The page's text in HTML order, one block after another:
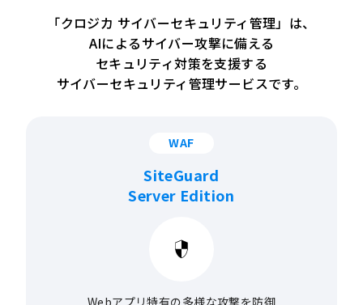
「クロジカ サイバーセキュリティ管理」は、
AIによるサイバー攻撃に備える
セキュリティ対策を支援する
サイバーセキュリティ管理サービスです。
WAF
SiteGuard
Server Edition